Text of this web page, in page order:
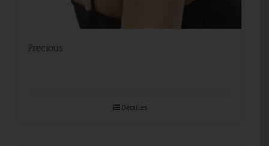
Precious
Detalles